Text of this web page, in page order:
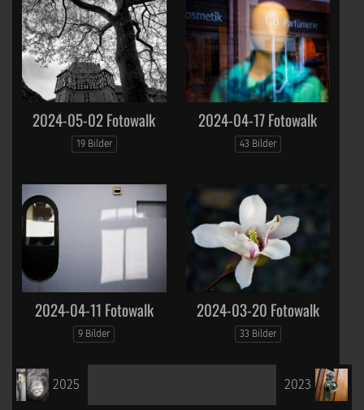
2024-05-02 Fotowalk
19 Bilder
2024-04-17 Fotowalk
43 Bilder
2024-04-11 Fotowalk
9 Bilder
2024-03-20 Fotowalk
33 Bilder
2025 2023